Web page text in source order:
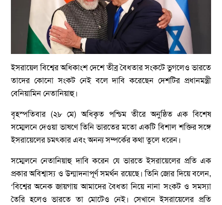
ইসরায়েল বিশ্বের অধিকাংশ দেশে তীব্র বৈধতার সংকটে ভুগলেও ভারতে
তাদের কোনো সংকট নেই বলে দাবি করেছেন দেশটির প্রধানমন্ত্রী
বেনিয়ামিন নেতানিয়াহু।
বৃহস্পতিবার (২৮ মে) অধিকৃত পশ্চিম তীরে অনুষ্ঠিত এক বিশেষ
সম্মেলনে দেওয়া ভাষণে তিনি ভারতের মতো একটি বিশাল শক্তির সঙ্গে
ইসরায়েলের চমৎকার এবং অনন্য সম্পর্কের কথা তুলে ধরেন।
সম্মেলনে নেতানিয়াহু দাবি করেন যে ভারতে ইসরায়েলের প্রতি এক
প্রকার অবিশ্বাস্য ও উন্মাদনাপূর্ণ সমর্থন রয়েছে। তিনি জোর দিয়ে বলেন,
‘বিশ্বের অনেক জায়গায় আমাদের বৈধতা নিয়ে নানা সংকট ও সমস্যা
তৈরি হলেও ভারতে তা মোটেও নেই। সেখানে ইসরায়েলের প্রতি